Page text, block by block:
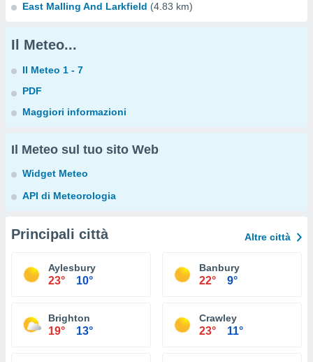
East Malling And Larkfield (4.83 km)
Il Meteo...
Il Meteo 1 - 7
PDF
Maggiori informazioni
Il Meteo sul tuo sito Web
Widget Meteo
API di Meteorologia
Principali città Altre città
Aylesbury
23° 10°
Banbury
22° 9°
Brighton
19° 13°
Crawley
23° 11°